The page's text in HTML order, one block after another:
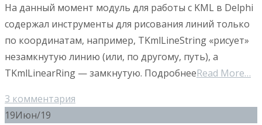
На данный момент модуль для работы с KML в Delphi
содержал инструменты для рисования линий только
по координатам, например, TKmlLineString «рисует»
незамкнутую линию (или, по другому, путь), а
TKmlLinearRing — замкнутую. ПодробнееRead More…
3 комментария
19Июн/19